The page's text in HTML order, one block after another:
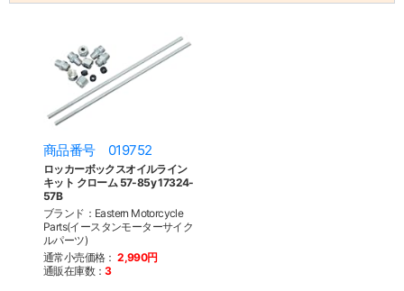
商品番号 019752
ロッカーボックスオイルライン
キット クローム 57-85y 17324-
57B
ブランド：Eastern Motorcycle
Parts(イースタンモーターサイク
ルパーツ)
通常小売価格： 2,990円
通販在庫数：3